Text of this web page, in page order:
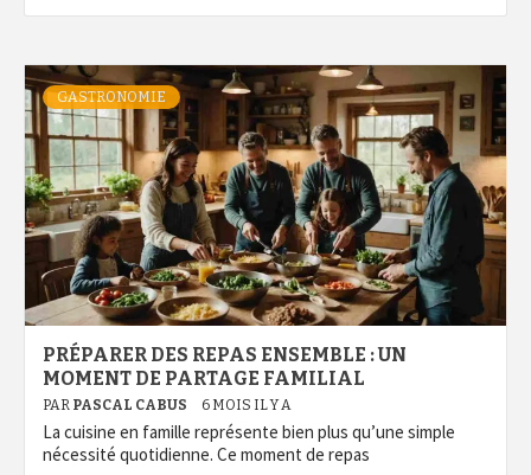
GASTRONOMIE
PRÉPARER DES REPAS ENSEMBLE : UN
MOMENT DE PARTAGE FAMILIAL
PAR PASCAL CABUS 6 MOIS IL Y A
La cuisine en famille représente bien plus qu’une simple
nécessité quotidienne. Ce moment de repas